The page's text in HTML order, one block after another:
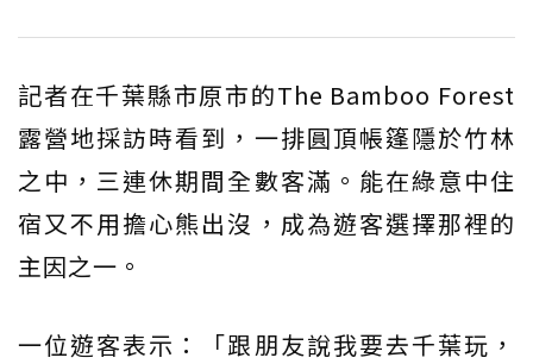
記者在千葉縣市原市的The Bamboo Forest
露營地採訪時看到，一排圓頂帳篷隱於竹林
之中，三連休期間全數客滿。能在綠意中住
宿又不用擔心熊出沒，成為遊客選擇那裡的
主因之一。
一位遊客表示：「跟朋友說我要去千葉玩，